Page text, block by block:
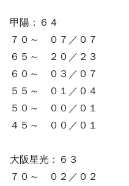
甲陽：６４
７０～ ０７／０７
６５～ ２０／２３
６０～ ０３／０７
５５～ ０１／０４
５０～ ００／０１
４５～ ００／０１
大阪星光：６３
７０～ ０２／０２